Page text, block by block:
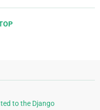
to the Django